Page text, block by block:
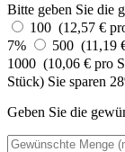
Bitte geben Sie die
100 (12,57 €
7%
500 (11,19
1000 (10,06 € pro
Stück) Sie sparen
Geben Sie die